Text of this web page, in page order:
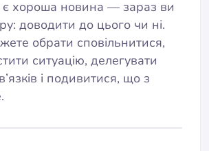
є хороша новина — зараз ви
доводити до цього чи ні.
обрати сповільнитися,
ситуацію, делегувати
і подивитися, що з